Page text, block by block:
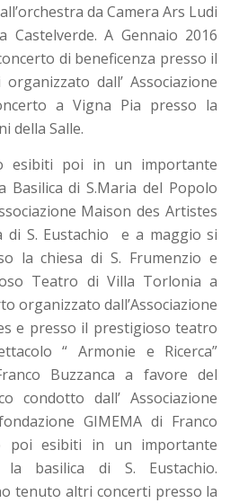
da Camera Ars Ludi
Castelverde. A Gennaio 2016
di beneficenza presso il
dall’ Associazione
a Vigna Pia presso la
della Salle.
esibiti poi in un importante
Basilica di S.Maria del Popolo
Maison des Artistes
di S. Eustachio e a maggio si
la chiesa di S. Frumenzio e
Teatro di Villa Torlonia a
organizzato dall’Associazione
e presso il prestigioso teatro
“ Armonie e Ricerca”
Buzzanca a favore del
condotto dall’ Associazione
GIMEMA di Franco
poi esibiti in un importante
la basilica di S. Eustachio.
tenuto altri concerti presso la